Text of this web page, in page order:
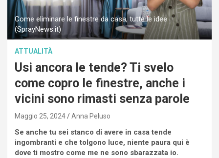
Come eliminare le finestre da casa, tutte le idee
(SprayNews.it)
ATTUALITÀ
Usi ancora le tende? Ti svelo
come copro le finestre, anche i
vicini sono rimasti senza parole
Maggio 25, 2024 Anna Peluso
Se anche tu sei stanco di avere in casa tende
ingombranti e che tolgono luce, niente paura qui è
dove ti mostro come me ne sono sbarazzata io.